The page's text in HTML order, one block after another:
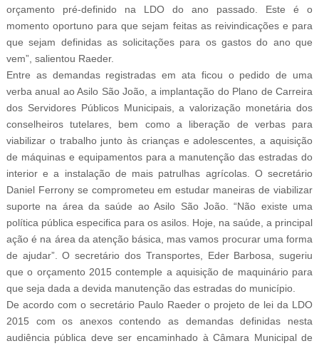
orçamento pré-definido na LDO do ano passado. Este é o
momento oportuno para que sejam feitas as reivindicações e para
que sejam definidas as solicitações para os gastos do ano que
vem”, salientou Raeder.
Entre as demandas registradas em ata ficou o pedido de uma
verba anual ao Asilo São João, a implantação do Plano de Carreira
dos Servidores Públicos Municipais, a valorização monetária dos
conselheiros tutelares, bem como a liberação de verbas para
viabilizar o trabalho junto às crianças e adolescentes, a aquisição
de máquinas e equipamentos para a manutenção das estradas do
interior e a instalação de mais patrulhas agrícolas. O secretário
Daniel Ferrony se comprometeu em estudar maneiras de viabilizar
suporte na área da saúde ao Asilo São João. “Não existe uma
política pública especifica para os asilos. Hoje, na saúde, a principal
ação é na área da atenção básica, mas vamos procurar uma forma
de ajudar”. O secretário dos Transportes, Eder Barbosa, sugeriu
que o orçamento 2015 contemple a aquisição de maquinário para
que seja dada a devida manutenção das estradas do município.
De acordo com o secretário Paulo Raeder o projeto de lei da LDO
2015 com os anexos contendo as demandas definidas nesta
audiência pública deve ser encaminhado à Câmara Municipal de